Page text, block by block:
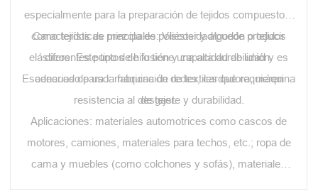
especialmente para la preparación de tejidos compuestos,
como tejidos de mezcla de poliéster y algodón o tejidos
elásticos. Este tipo de hilo tiene una alta durabilidad y es
adecuado para la fabricación de textiles que requieren
resistencia al desgaste y durabilidad.
Características principales: Viscosidad/puede producir
diferentes puntos de fusión y capacidad de unión.
Escenarios de uso: máquina de redes, cardadora, máquina
de tejer.
Aplicaciones: materiales automotrices como cascos de
motores, camiones, materiales para techos, etc.; ropa de
cama y muebles (como colchones y sofás), materiales